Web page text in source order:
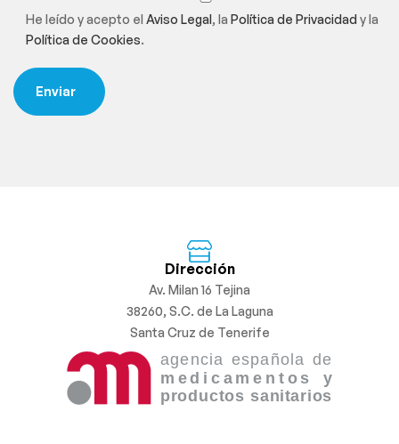
He leído y acepto el Aviso Legal, la Política de Privacidady la
Política de Cookies.
Dirección
Av. Milan 16 Tejina
38260, S.C. de La Laguna
Santa Cruz de Tenerife